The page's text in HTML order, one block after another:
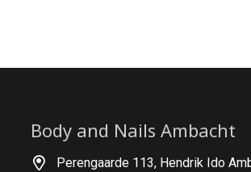
Body and Nails Ambacht
Perengaarde 113, Hendrik Ido